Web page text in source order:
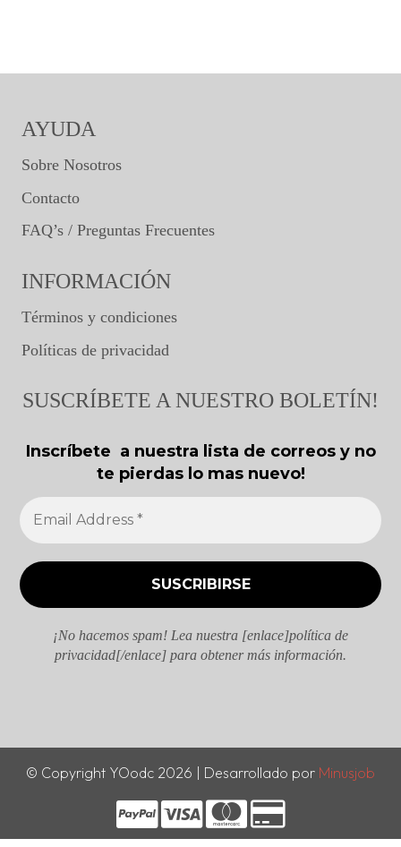
AYUDA
Sobre Nosotros
Contacto
FAQ’s / Preguntas Frecuentes
INFORMACIÓN
Términos y condiciones
Políticas de privacidad
SUSCRÍBETE A NUESTRO BOLETÍN!
Inscríbete a nuestra lista de correos y no
te pierdas lo mas nuevo!
¡No hacemos spam! Lea nuestra [enlace]política de
privacidad[/enlace] para obtener más información.
© Copyright YOodc 2026 | Desarrollado por Minusjob